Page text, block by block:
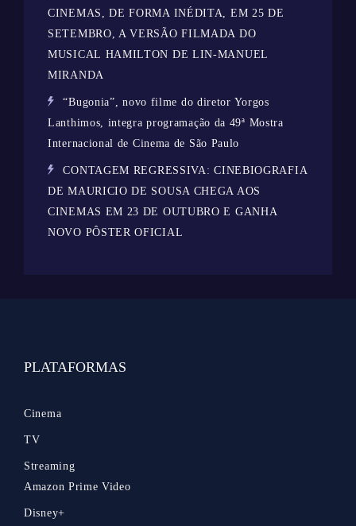
CINEMAS, DE FORMA INÉDITA, EM 25 DE
SETEMBRO, A VERSÃO FILMADA DO
MUSICAL HAMILTON DE LIN-MANUEL
MIRANDA
“Bugonia”, novo filme do diretor Yorgos
Lanthimos, integra programação da 49ª Mostra
Internacional de Cinema de São Paulo
CONTAGEM REGRESSIVA: CINEBIOGRAFIA
DE MAURICIO DE SOUSA CHEGA AOS
CINEMAS EM 23 DE OUTUBRO E GANHA
NOVO PÔSTER OFICIAL
PLATAFORMAS
Cinema
TV
Streaming
Amazon Prime Video
Disney+